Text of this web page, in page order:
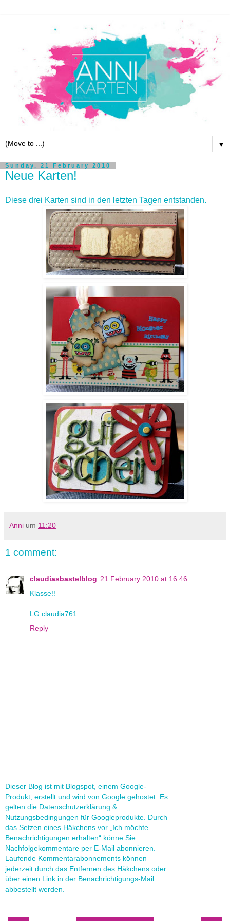
▼
Sunday, 21 February 2010
Neue Karten!
Diese drei Karten sind in den letzten Tagen entstanden.
Anni um 11:20
1 comment:
claudiasbastelblog 21 February 2010 at 16:46
Klasse!!
LG claudia761
Reply
Dieser Blog ist mit Blogspot, einem Google-
Produkt, erstellt und wird von Google gehostet. Es
gelten die Datenschutzerklärung &
Nutzungsbedingungen für Googleprodukte. Durch
das Setzen eines Häkchens vor „Ich möchte
Benachrichtigungen erhalten“ könne Sie
Nachfolgekommentare per E-Mail abonnieren.
Laufende Kommentarabonnements können
jederzeit durch das Entfernen des Häkchens oder
über einen Link in der Benachrichtigungs-Mail
abbestellt werden.